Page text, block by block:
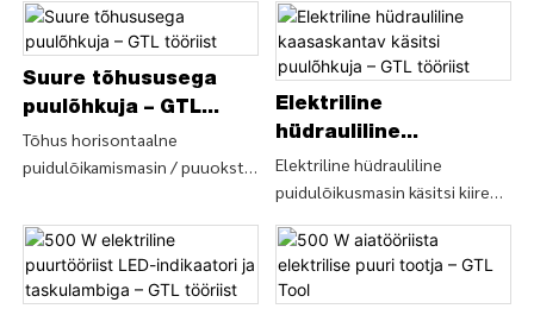
tööriist
(LSV12T-106), otsige 4000 W
Ce elektrilise
puidulõikusmasina üksikasju ja
hinda 12-tonnine vertikaalne
horisontaalne palgilõhkuja
(LSV12T-106) - HIINA GTL
üksikasju ja hinda alates 5-
tonnisest elektrilisest
horisontaalsest puulõhkujast
(LSH5T37) – HIINA GTL TOOLS
LIMITED
Suure tõhususega
puulõhkuja – GTL
tööriist
Tõhus horisontaalne
puidulõikamismasin / puuokste
leidke puidumasinate
üksikasjad ja hind tõhusalt
horisontaalselt
puidulõikamiseks mõeldud
Elektriline
hüdrauliline
kaasaskantav käsitsi
puulõhkuja – GTL
Elektriline hüdrauliline
puidulõikusmasin käsitsi kiire
puulõhkuja üksikasju ja hinda
elektrilise hüdraulilise
puidulõikusmasina käsitsi kiire